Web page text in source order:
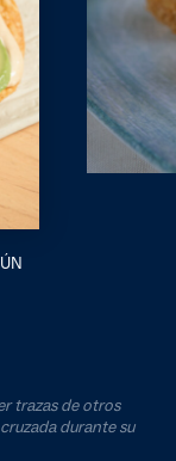
trazas de otros
durante su